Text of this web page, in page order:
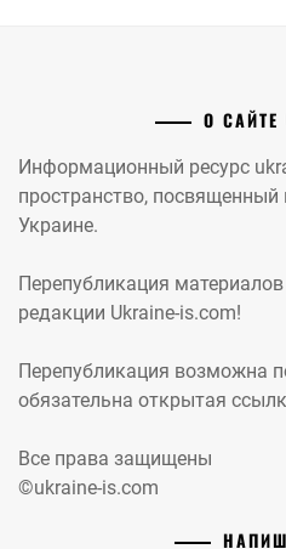
О САЙТЕ
Информационный ресурс
пространство,
Украине.
Перепубликация
редакции Ukraine-is.com!
Перепубликация возможна
обязательна открытая
Все права защищены
©ukraine-is.com